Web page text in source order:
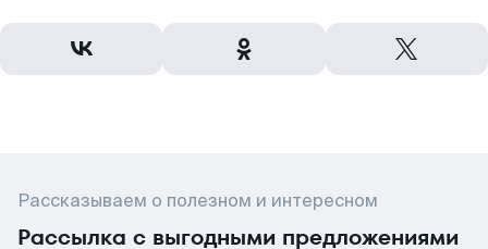
Рассказываем о полезном и интересном
Рассылка с выгодными предложениями